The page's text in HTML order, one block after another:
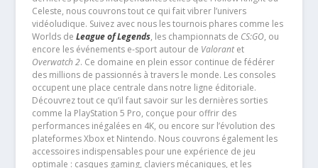
Celeste, nous couvrons tout ce qui fait vibrer l’univers
vidéoludique. Suivez avec nous les tournois phares comme les
Worlds de League of Legends, les championnats de CS:GO, ou
encore les événements e-sport autour de Valorantet
Overwatch 2. Ce domaine en plein essor continue de fédérer
des millions de passionnés à travers le monde. Les consoles
occupent une place centrale dans notre ligne éditoriale.
Découvrez tout ce qu’il faut savoir sur les dernières sorties
comme la PlayStation 5 Pro, conçue pour offrir des
performances inégalées en 4K, ou encore sur l’évolution des
plateformes Xbox et Nintendo. Nous couvrons également les
accessoires indispensables pour une expérience de jeu
optimale : casques gaming, claviers mécaniques, et les